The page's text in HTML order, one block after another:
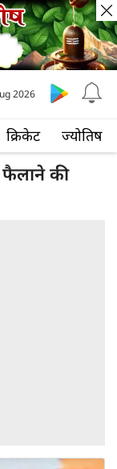
क्रिकेट ज्योतिष
2026
फैलाने की